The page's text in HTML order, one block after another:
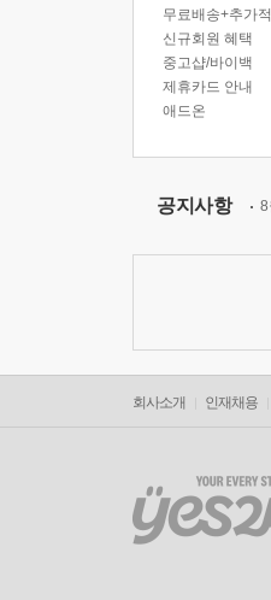
무료배송+추가
신규회원 혜택
중고샵/바이백
제휴카드 안내
애드온
공지사항 8
회사소개 인재채용